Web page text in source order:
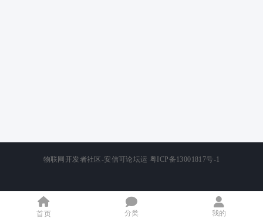
首页 分类 我的
物联网开发者社区-安信可论坛运 粤ICP备13001817号-1